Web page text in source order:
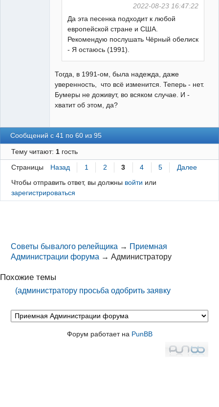
2022-08-23 16:47:22
Да эта песенка подходит к любой
европейской стране и США.
Рекомендую послушать Чёрный обелиск
- Я остаюсь (1991).
Тогда, в 1991-ом, была надежда, даже
уверенность, что всё изменится. Теперь - нет.
Бумеры не доживут, во всяком случае. И -
хватит об этом, да?
Сообщений с 41 по 60 из 95
Тему читают: 1гость
Страницы Назад 1 2 3 4 5
Далее
Чтобы отправить ответ, вы должны войти или
зарегистрироваться
Советы бывалого релейщика → Приемная
Администрации форума →Администратору
Похожие темы
(администратору просьба одобрить заявку
Форум работает на PunBB